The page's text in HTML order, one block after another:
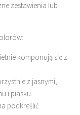
zestawienia lub
komponują się z
z jasnymi,
i piasku.
podkreślić